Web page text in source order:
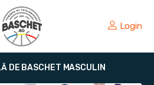
Login
DE BASCHET MASCULIN